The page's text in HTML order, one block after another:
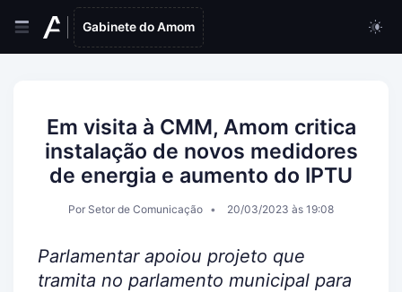
Gabinete do Amom
Em visita à CMM, Amom critica
instalação de novos medidores
de energia e aumento do IPTU
Por Setor de Comunicação 20/03/2023 às 19:08
Parlamentar apoiou projeto que
tramita no parlamento municipal para